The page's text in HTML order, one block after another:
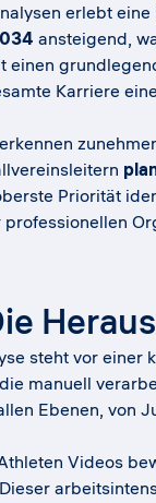
erlebt
ansteigend,
einen
Karriere
Priorität
steht vor
manuell
Ebenen, von
Videos